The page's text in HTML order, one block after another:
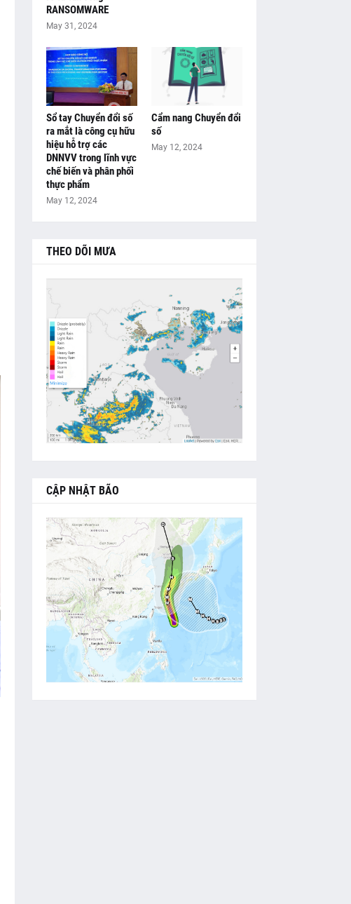
RANSOMWARE
May 31, 2024
Sổ tay Chuyển đổi số
ra mắt là công cụ hữu
hiệu hỗ trợ các
DNNVV trong lĩnh vực
chế biến và phân phối
thực phẩm
May 12, 2024
Cẩm nang Chuyển đổi
số
May 12, 2024
THEO DÕI MƯA
CẬP NHẬT BÃO